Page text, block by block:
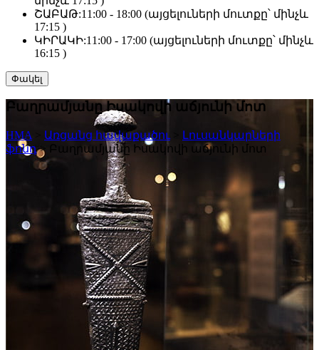
ՇԱԲԱԹ:11:00 - 18:00 (այցելուների մուտքը՝ մինչև
17:15 )
ԿԻՐԱԿԻ:11:00 - 17:00 (այցելուների մուտքը՝ մինչև
16:15 )
Փակել
Բաղրամյանը Իսակովի աճյունի մոտ
HMA Առցանց հավաքածու
Լուսանկարների
ֆոնդ> Բաղրամյանը Իսակովի աճյունի մոտ